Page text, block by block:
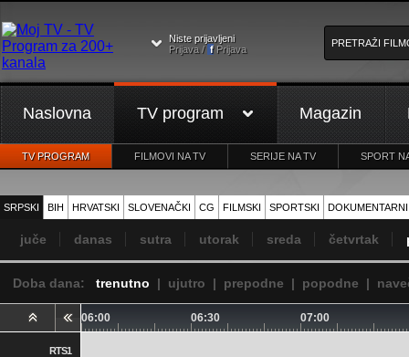
Niste prijavljeni
Prijava / fPrijava
Naslovna TV program Magazin
TV PROGRAM FILMOVI NA TV SERIJE NA TV SPORT
SRPSKI BIH HRVATSKI SLOVENAČKI CG FILMSKI SPORTSKI DOKUMENTARNI
juče danas sutra utorak sreda četvrtak
Doba dana: trenutno | ujutro | prepodne | popodne |
06:00 06:30 07:00
RTS1